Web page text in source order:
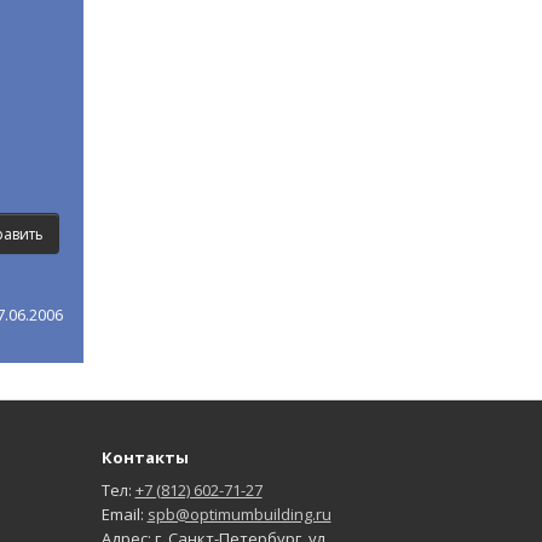
Контакты
Тел: +7 (812) 602-71-27
Email: spb@optimumbuilding.ru